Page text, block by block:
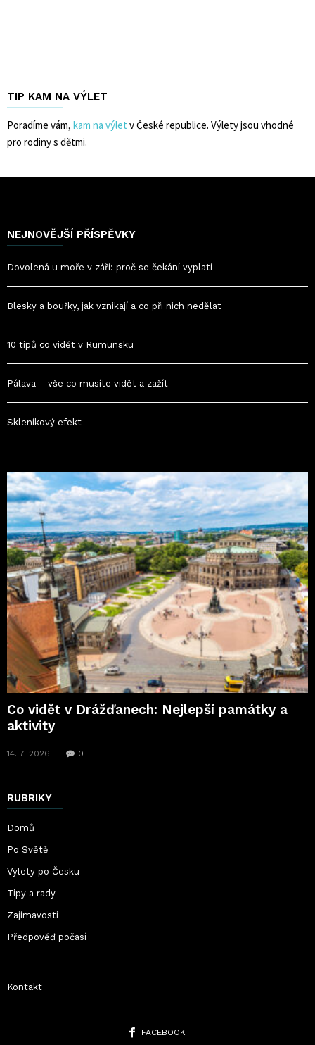
TIP KAM NA VÝLET
Poradíme vám, kam na výlet v České republice. Výlety jsou vhodné
pro rodiny s dětmi.
NEJNOVĚJŠÍ PŘÍSPĚVKY
Dovolená u moře v září: proč se čekání vyplatí
Blesky a bouřky, jak vznikají a co při nich nedělat
10 tipů co vidět v Rumunsku
Pálava – vše co musíte vidět a zažít
Skleníkový efekt
Co vidět v Drážďanech: Nejlepší památky a
aktivity
14. 7. 2026 0
RUBRIKY
Domů
Po Světě
Výlety po Česku
Tipy a rady
Zajímavosti
Předpověď počasí
Kontakt
FACEBOOK